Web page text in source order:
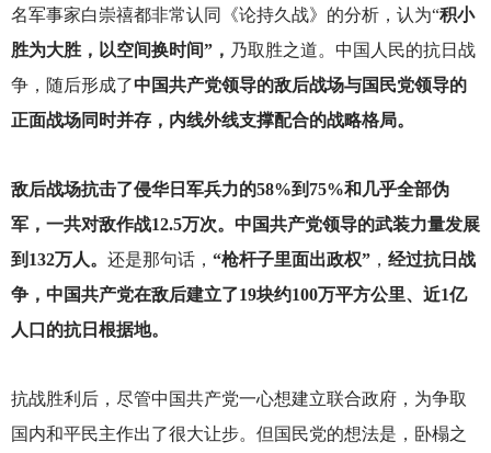
名军事家白崇禧都非常认同《论持久战》的分析，认为“积小
胜为大胜，以空间换时间”， 乃取胜之道。中国人民的抗日战
争，随后形成了中国共产党领导的敌后战场与国民党领导的
正面战场同时并存，内线外线支撑配合的战略格局。
敌后战场抗击了侵华日军兵力的58%到75%和几乎全部伪
军，一共对敌作战12.5万次。中国共产党领导的武装力量发展
到132万人。 还是那句话， “枪杆子里面出政权”， 经过抗日战
争，中国共产党在敌后建立了19块约100万平方公里、近1亿
人口的抗日根据地。
抗战胜利后，尽管中国共产党一心想建立联合政府，为争取
国内和平民主作出了很大让步。但国民党的想法是，卧榻之